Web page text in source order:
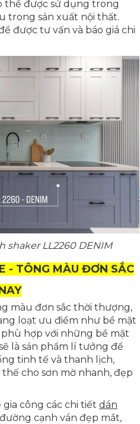
thể được sử dụng trong
trong sản xuất nội thất.
được tư vấn và báo giá chi
shaker LL2260 DENIM​
- TÔNG MÀU ĐƠN SẮC
màu đơn sắc thời thượng,
loạt ưu điểm như bề mặt
hợp với những bề mặt
là sản phẩm lí tưởng để
tinh tế và thanh lịch,
cho sơn mờ nhanh, đẹp
công các chi tiết dán
cạnh ván đẹp mắt,